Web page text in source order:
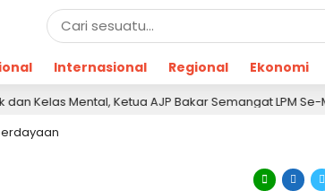
Internasional Regional Ekonomi
Mental, Ketua AJP Bakar Semangat LPM Se-Madura